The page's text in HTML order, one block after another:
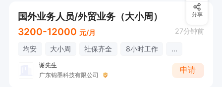
国外业务人员/外贸业务（大小周）
3200-12000 元/月 27分钟前
均安 大小周 社保齐全 8小时工作 ...
谢先生
广东锦墨科技有限公司
申请
分享